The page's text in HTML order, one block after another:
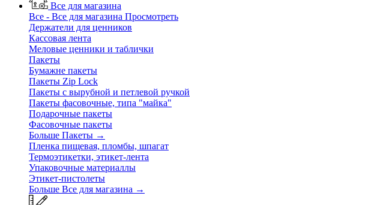
Все для магазина
Все - Все для магазина Просмотреть
Держатели для ценников
Кассовая лента
Меловые ценники и таблички
Пакеты
Бумажне пакеты
Пакеты Zip Lock
Пакеты с вырубной и петлевой ручкой
Пакеты фасовочные, типа "майка"
Подарочные пакеты
Фасовочные пакеты
Больше Пакеты →
Пленка пищевая, пломбы, шпагат
Термоэтикетки, этикет-лента
Упаковочные материаллы
Этикет-пистолеты
Больше Все для магазина →